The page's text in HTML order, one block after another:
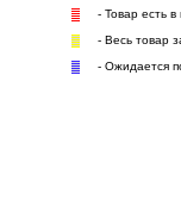
- Товар есть
- Весь товар
- Ожидается